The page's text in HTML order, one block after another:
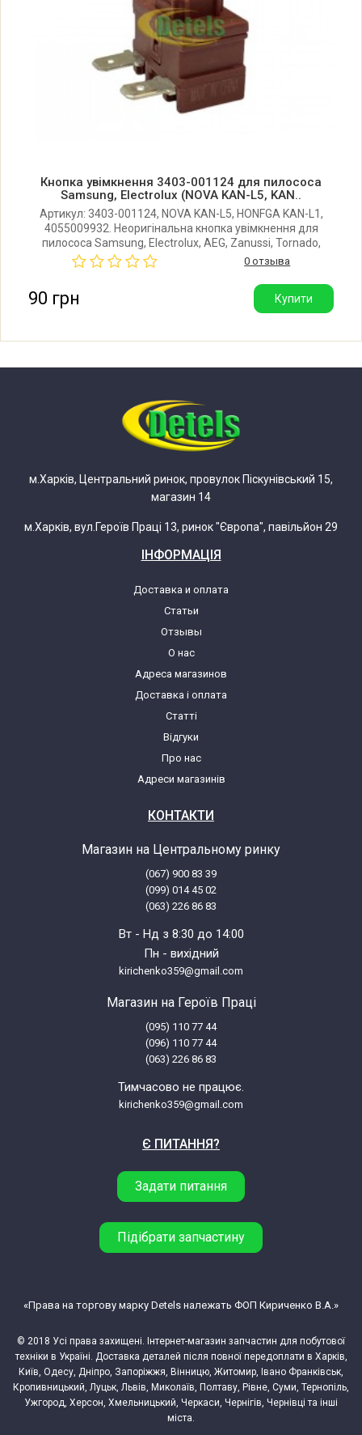
Samsung 6594-F
Samsung 6594G
Samsung 6594-W
Samsung 6596C
Samsung 6596Q
Samsung C220
Samsung C230 ALLERGY
Samsung COMPACT C120
Samsung COMPACT C20
Samsung FORCE 66
Samsung GM62 GO BASIC
Samsung GM64 GO CENTURIA
Samsung GM65 GO PLUS
Samsung KV-13CO10
Samsung SC07F30WG
Samsung SC07F30WH
Samsung SC07F30WJ
Samsung SC07F30WL
Samsung SC07H40E0V
Samsung SC07H40F0V
Samsung SC07H40F1V
Samsung SC07H40F2V
Кнопка увімкнення 3403-001124 для пилососа
Samsung, Electrolux (NOVA KAN-L5, KAN..
Артикул: 3403-001124, NOVA KAN-L5, HONFGA KAN-L1,
4055009932. Неоригінальна кнопка увімкнення для
пилососа Samsung, Electrolux, AEG, Zanussi, Tornado,
Volta, Miostar. Максимальний робочий струм: 10A.
Виробник: Китай.
0 отзыва
90 грн Купити
м.Харків, Центральний ринок, провулок Піскунівський 15,
магазин 14
м.Харків, вул.Героїв Праці 13, ринок "Європа", павільйон 29
ІНФОРМАЦІЯ
Доставка и оплата
Статьи
Отзывы
О нас
Адреса магазинов
Доставка і оплата
Статті
Відгуки
Про нас
Адреси магазинів
КОНТАКТИ
Магазин на Центральному ринку
(067) 900 83 39
(099) 014 45 02
(063) 226 86 83
Вт - Нд з 8:30 до 14:00
Пн - вихідний
kirichenko359@gmail.com
Магазин на Героїв Праці
(095) 110 77 44
(096) 110 77 44
(063) 226 86 83
Тимчасово не працює.
kirichenko359@gmail.com
Є ПИТАННЯ?
Задати питання
Підібрати запчастину
© 2018 Усі права захищені. Інтернет-магазин запчастин для побутової
техніки в Україні. Доставка деталей після повної передоплати в Харків,
Київ, Одесу, Дніпро, Запоріжжя, Вінницю, Житомир, Івано Франківськ,
Кропивницький, Луцьк, Львів, Миколаїв, Полтаву, Рівне, Суми, Тернопіль,
Ужгород, Херсон, Хмельницький, Черкаси, Чернігів, Чернівці та інші
міста.
«Права на торгову марку Detels належать ФОП Кириченко В.А.»